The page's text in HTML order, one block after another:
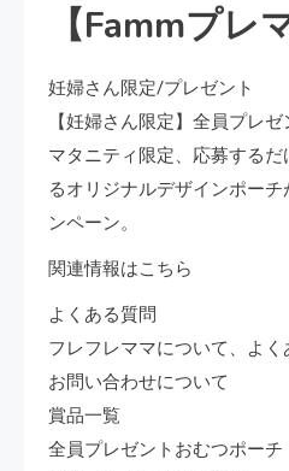
【Fammプ
妊婦さん限定/プレゼント
【妊婦さん限定】全員プレ
マタニティ限定、応募する
るオリジナルデザインポー
ンペーン。
関連情報はこちら
よくある質問
フレフレママについて、よく
お問い合わせについて
賞品一覧
全員プレゼントおむつポーチ